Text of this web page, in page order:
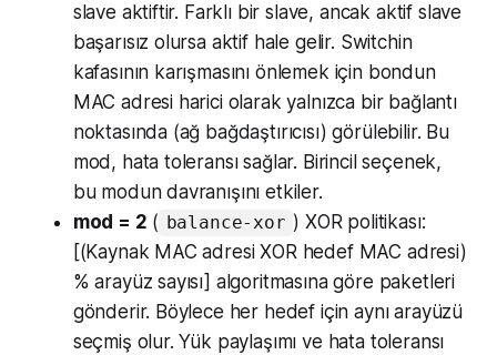
slave aktiftir. Farklı bir slave, ancak aktif slave
başarısız olursa aktif hale gelir. Switchin
kafasının karışmasını önlemek için bondun
MAC adresi harici olarak yalnızca bir bağlantı
noktasında (ağ bağdaştırıcısı) görülebilir. Bu
mod, hata toleransı sağlar. Birincil seçenek,
bu modun davranışını etkiler.
mod = 2 ( balance-xor ) XOR politikası:
[(Kaynak MAC adresi XOR hedef MAC adresi)
% arayüz sayısı] algoritmasına göre paketleri
gönderir. Böylece her hedef için aynı arayüzü
seçmiş olur. Yük paylaşımı ve hata toleransı